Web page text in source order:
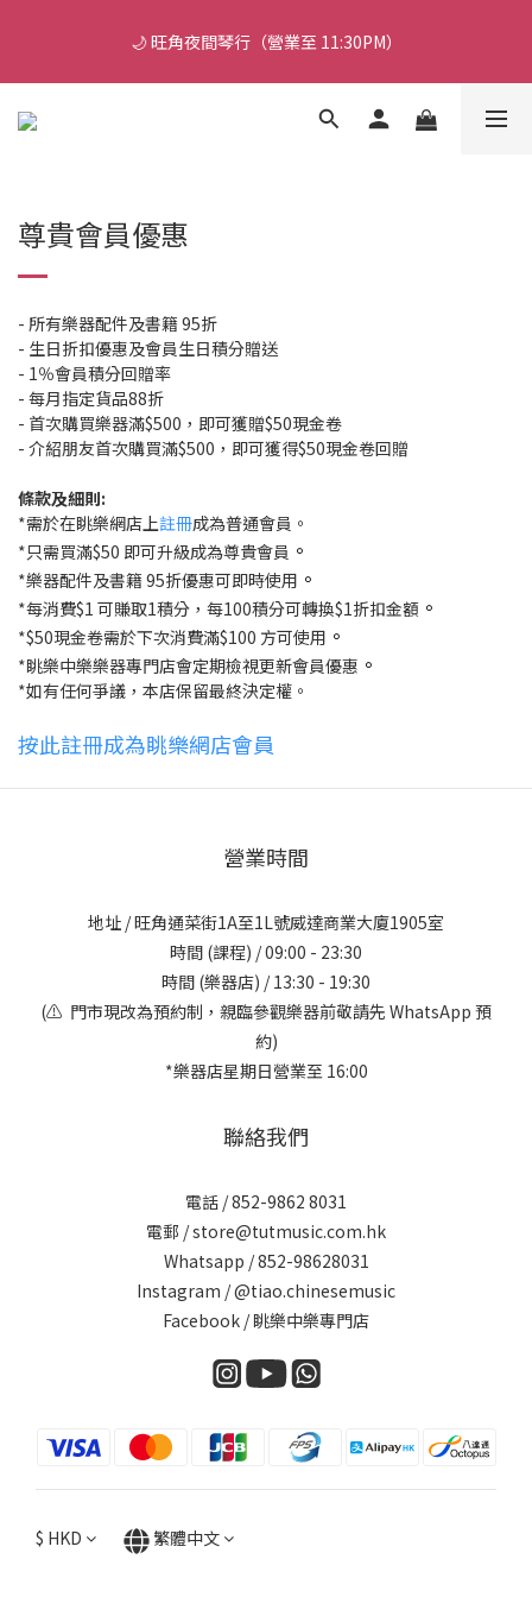
🎵 新生限時：$200 試堂優惠（包樂器借用）
🌙 旺角夜間琴行（營業至 11:30PM）
🔥 門市轉型感謝祭：現貨低至 7 折！（參觀門市及試琴敬請
尊貴會員優惠
- 所有樂器配件及書籍 95折
- 生日折扣優惠及會員生日積分贈送
- 1％會員積分回贈率
- 每月指定貨品88折
- 首次購買樂器滿$500，即可獲贈$50現金卷
- 介紹朋友首次購買滿$500，即可獲得$50現金卷回贈
條款及細則:
*需於在眺樂網店上註冊成為普通會員。
*只需買滿$50 即可升級成為尊貴會員 。
*樂器配件及書籍 95折優惠可即時使用 。
*每消費$1 可賺取1積分，每100積分可轉換$1折扣金額 。
*$50現金卷需於下次消費滿$100 方可使用 。
*眺樂中樂樂器專門店會定期檢視更新會員優惠 。
*如有任何爭議，本店保留最終決定權。
按此註冊成為眺樂網店會員
營業時間
地址 / 旺角通菜街1A至1L號威達商業大廈1905室
時間 (課程) / 09:00 - 23:30
時間 (樂器店) / 13:30 - 19:30
(⚠️ 門市現改為預約制，親臨參觀樂器前敬請先 WhatsApp 預
約)
*樂器店星期日營業至 16:00
聯絡我們
電話 / 852-9862 8031
電郵 / store@tutmusic.com.hk
Whatsapp /852-98628031
Instagram / @tiao.chinesemusic
Facebook / 眺樂中樂專門店
$ HKD 繁體中文